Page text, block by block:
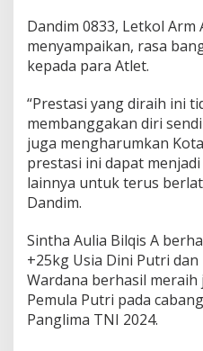
l
i
T
N
I
C
u
p
4
Dandim 0833, Letkol Arm
menyampaikan, rasa
kepada para Atlet.
“Prestasi yang diraih ini
membanggakan diri
juga mengharumkan
prestasi ini dapat
lainnya untuk terus
Dandim.
Sintha Aulia Bilqis A
+25kg Usia Dini Putri dan
Wardana berhasil
Pemula Putri pada
Panglima TNI 2024.